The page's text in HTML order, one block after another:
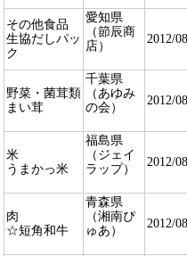
その他食品
生協だしパッ
ク
愛知県
（節辰商
店）
2012/
野菜・菌茸類
まい茸
千葉県
（あゆみ
の会）
2012/
米
うまかっ米
福島県
（ジェイ
ラップ）
2012/
肉
☆短角和牛
青森県
（湘南ぴ
ゅあ）
2012/